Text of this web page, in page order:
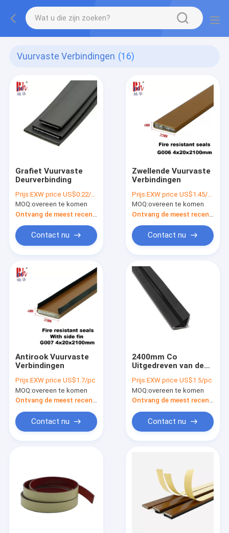
Vuurvaste Verbindingen (16)
Grafiet Vuurvaste
Deurverbinding
Prijs:EXW price US$0.22/meter
MOQ:overeen te komen
Contact nu
Zwellende Vuurvaste
Verbindingen
Prijs:EXW price US$1.45/pc
MOQ:overeen te komen
Contact nu
Antirook Vuurvaste
Verbindingen
Prijs:EXW price US$1.7/pc
MOQ:overeen te komen
Contact nu
2400mm Co
Uitgedreven van de
Geluiddichte
Antirook van pvc
Vuurvaste de
Prijs:EXW price US$1.5/pc
MOQ:overeen te komen
Contact nu